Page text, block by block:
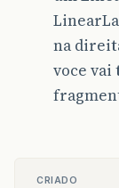
na
voce vai
CRIADO